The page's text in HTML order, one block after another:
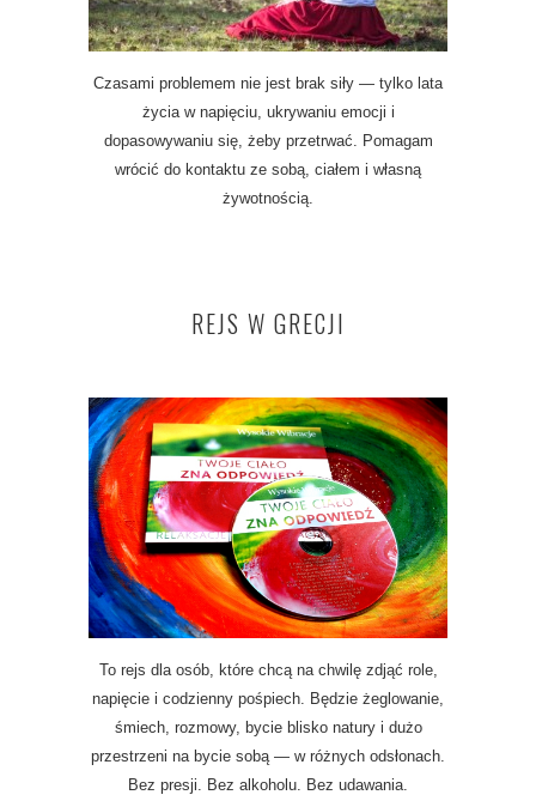
Czasami problemem nie jest brak siły — tylko lata
życia w napięciu, ukrywaniu emocji i
dopasowywaniu się, żeby przetrwać. Pomagam
wrócić do kontaktu ze sobą, ciałem i własną
żywotnością.
REJS W GRECJI
To rejs dla osób, które chcą na chwilę zdjąć role,
napięcie i codzienny pośpiech. Będzie żeglowanie,
śmiech, rozmowy, bycie blisko natury i dużo
przestrzeni na bycie sobą — w różnych odsłonach.
Bez presji. Bez alkoholu. Bez udawania.